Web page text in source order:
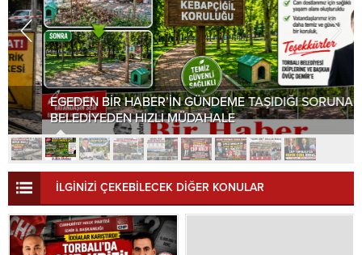
EGEDEN BİR HABER’İN GÜNDEME TAŞIDIĞI SORUNA
BELEDİYEDEN HIZLI MÜDAHALE
İLGİNİZİ ÇEKEBİLECEK DİĞER KONULAR